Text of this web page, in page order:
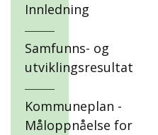
Innledning
Samfunns- og
utviklingsresultat
Kommuneplan -
Måloppnåelse for